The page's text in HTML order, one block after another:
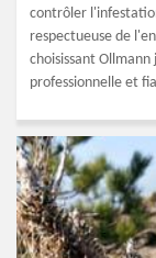
contrôler
respectueuse de
choisissant
professionnelle et